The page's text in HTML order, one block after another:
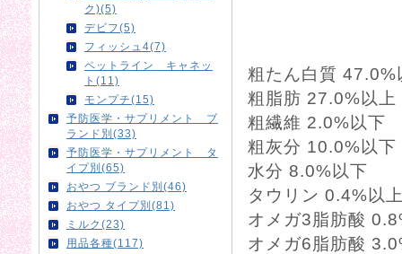
ク)(5)
デビフ(5)
フィッシュ4(7)
ペットライン キャネッ
ト(11)
モンプチ(15)
予防医学・サプリメント ブ
ランド別(33)
予防医学・サプリメント タ
イプ別(65)
おやつ ブランド別(46)
おやつ タイプ別(81)
ミルク(23)
用品各種(117)
粗たん白質 47.0%
粗脂肪 27.0%以上
粗繊維 2.0%以下
粗灰分 10.0%以下
水分 8.0%以下
タウリン 0.4%以
オメガ3脂肪酸
オメガ6脂肪酸